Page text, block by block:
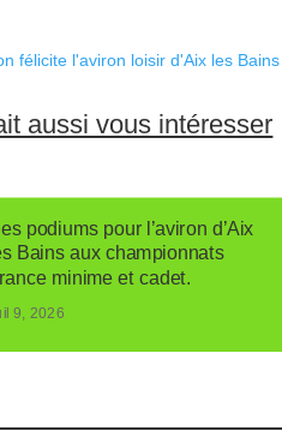
félicite l'aviron loisir d'Aix les Bains
aussi vous intéresser
podiums pour l’aviron d’Aix
Bains aux championnats
minime et cadet.
9, 2026